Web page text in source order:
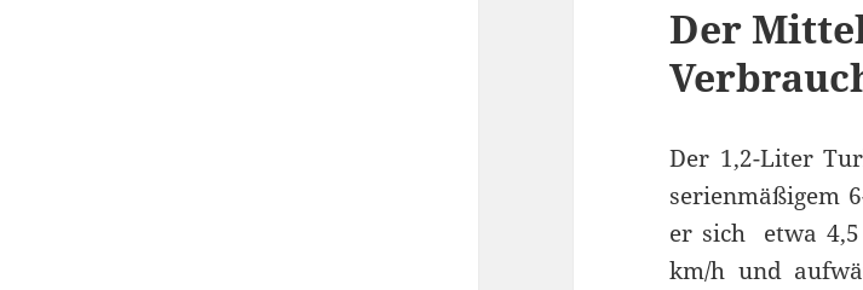
Der
Der 1,2-Liter
serienmäßigem
er sich etwa 4,5
km/h und